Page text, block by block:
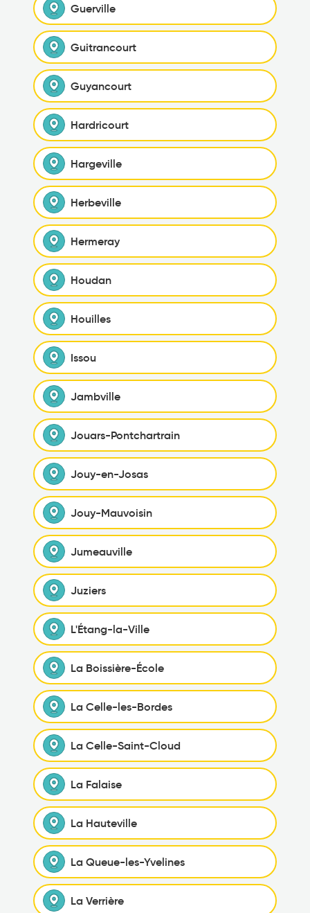
Guerville
Guitrancourt
Guyancourt
Hardricourt
Hargeville
Herbeville
Hermeray
Houdan
Houilles
Issou
Jambville
Jouars-Pontchartrain
Jouy-en-Josas
Jouy-Mauvoisin
Jumeauville
Juziers
L'Étang-la-Ville
La Boissière-École
La Celle-les-Bordes
La Celle-Saint-Cloud
La Falaise
La Hauteville
La Queue-les-Yvelines
La Verrière